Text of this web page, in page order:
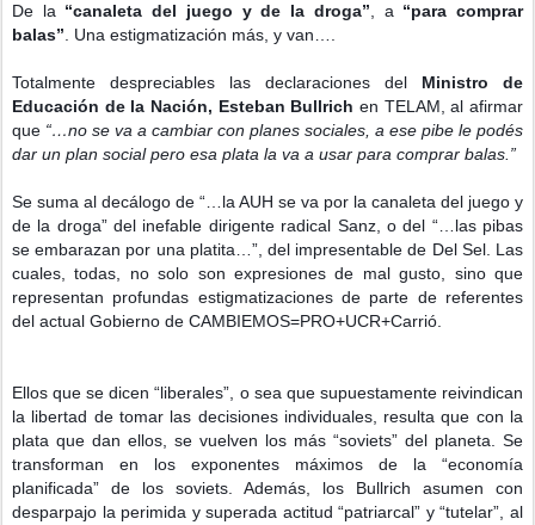
De la “canaleta del juego y de la droga” , a “para comprar
balas” . Una estigmatización más, y van….
Totalmente despreciables las declaraciones del Ministro de
Educación de la Nación, Esteban Bullrich en TELAM, al afirmar
que “…no se va a cambiar con planes sociales, a ese pibe le podés
dar un plan social pero esa plata la va a usar para comprar balas.”
Se suma al decálogo de “…la AUH se va por la canaleta del juego y
de la droga” del inefable dirigente radical Sanz, o del “…las pibas
se embarazan por una platita…”, del impresentable de Del Sel. Las
cuales, todas, no solo son expresiones de mal gusto, sino que
representan profundas estigmatizaciones de parte de referentes
del actual Gobierno de CAMBIEMOS=PRO+UCR+Carrió.
Ellos que se dicen “liberales”, o sea que supuestamente reivindican
la libertad de tomar las decisiones individuales, resulta que con la
plata que dan ellos, se vuelven los más “soviets” del planeta. Se
transforman en los exponentes máximos de la “economía
planificada” de los soviets. Además, los Bullrich asumen con
desparpajo la perimida y superada actitud “patriarcal” y “tutelar”, al